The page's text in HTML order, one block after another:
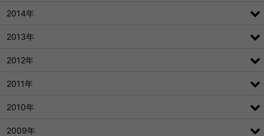
2014年
2013年
2012年
2011年
2010年
2009年